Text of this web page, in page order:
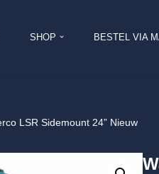
SHOP BESTEL VIA
LSR Sidemount 24” Nieuw